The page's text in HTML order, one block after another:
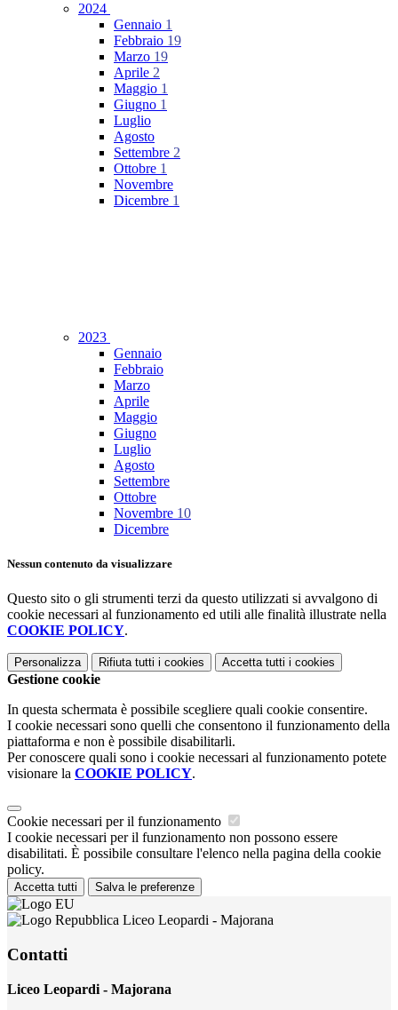
2024
Gennaio 1
Febbraio 19
Marzo 19
Aprile 2
Maggio 1
Giugno 1
Luglio
Agosto
Settembre 2
Ottobre 1
Novembre
Dicembre 1
2023
Gennaio
Febbraio
Marzo
Aprile
Maggio
Giugno
Luglio
Agosto
Settembre
Ottobre
Novembre 10
Dicembre
Nessun contenuto da visualizzare
Questo sito o gli strumenti terzi da questo utilizzati si avvalgono di
cookie necessari al funzionamento ed utili alle finalità illustrate nella
COOKIE POLICY.
Personalizza Rifiuta tutti i cookies Accetta tutti i cookies
Gestione cookie
In questa schermata è possibile scegliere quali cookie consentire.
I cookie necessari sono quelli che consentono il funzionamento della
piattaforma e non è possibile disabilitarli.
Per conoscere quali sono i cookie necessari al funzionamento potete
visionare la COOKIE POLICY.
Cookie necessari per il funzionamento
I cookie necessari per il funzionamento non possono essere
disabilitati. È possibile consultare l'elenco nella pagina della cookie
policy.
Accetta tutti Salva le preferenze
Liceo Leopardi - Majorana
Contatti
Liceo Leopardi - Majorana